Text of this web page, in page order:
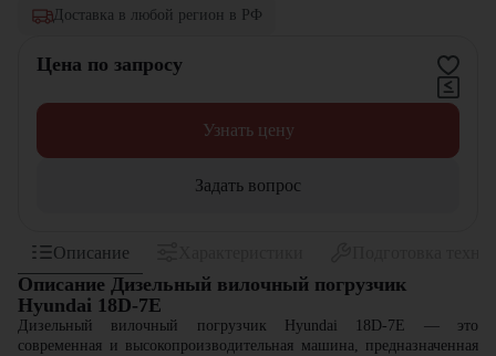
Доставка в любой регион в РФ
Цена по запросу
Узнать цену
Задать вопрос
Описание
Описание Дизельный вилочный погрузчик
Hyundai 18D-7E
Дизельный вилочный погрузчик Hyundai 18D-7E — это
современная и высокопроизводительная машина, предназначенная